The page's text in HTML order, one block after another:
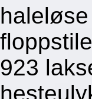
923